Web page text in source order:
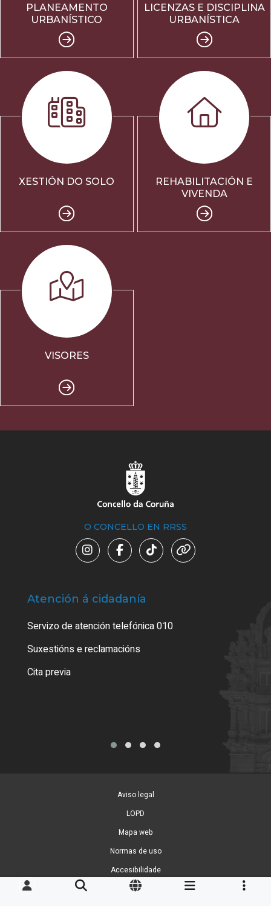
PLANEAMENTO
URBANÍSTICO
LICENZAS E DISCIPLINA
URBANÍSTICA
XESTIÓN DO SOLO
REHABILITACIÓN E
VIVENDA
VISORES
O CONCELLO EN RRSS
Atención á cidadanía
Servizo de atención telefónica 010
Suxestións e reclamacións
Cita previa
Aviso legal
LOPD
Mapa web
Normas de uso
Accesibilidade
Xestión de cookies